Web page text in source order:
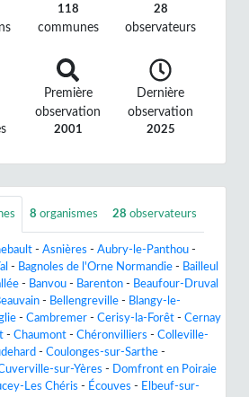
118
communes
28
observateurs
Première
observation
2001
Dernière
observation
2025
8 organismes 28 observateurs
- Asnières - Aubry-le-Panthou -
- Bagnoles de l'Orne Normandie - Bailleul
- Banvou - Barenton - Beaufour-Druval
- Bellengreville - Blangy-le-
- Cambremer - Cerisy-la-Forêt - Cernay
- Chaumont - Chéronvilliers - Colleville-
- Coulonges-sur-Sarthe -
sur-Yères -
Domfront en Poiraie
Les Chéris - Écouves - Elbeuf-sur-